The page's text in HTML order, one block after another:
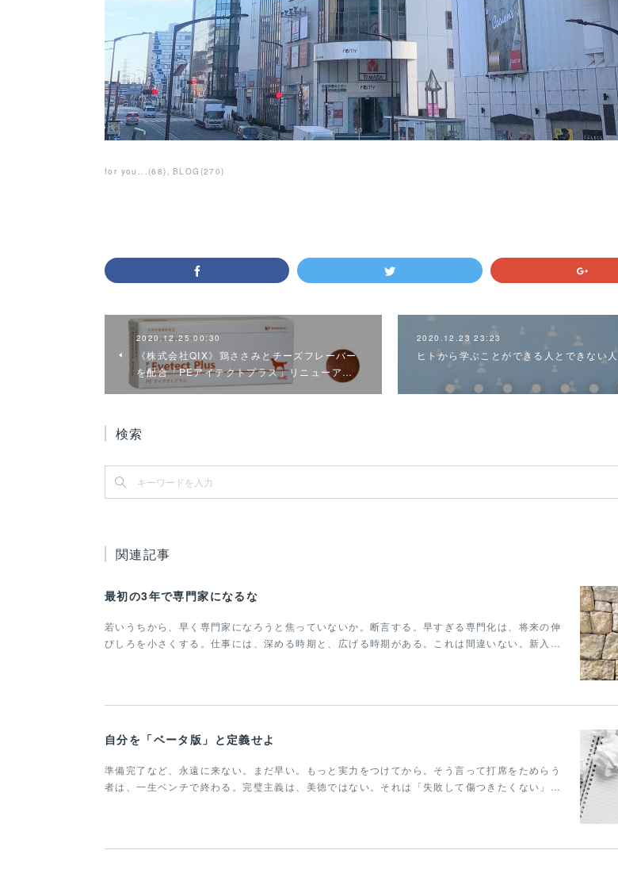
for you... (68) BLOG (270)
2020.12.25 00:30
《株式会社QIX》鶏ささみとチーズフレーバー
を配合「PEアイテクトプラス」リニューア…
2020.12.23 23:23
ヒトから学ぶことができる人とできない人
検索
関連記事
最初の3年で専門家になるな
若いうちから、早く専門家になろうと焦っていないか。断言する。早すぎる専門化は、将来の伸
びしろを小さくする。仕事には、深める時期と、広げる時期がある。これは間違いない。新入…
自分を「ベータ版」と定義せよ
準備完了など、永遠に来ない。まだ早い。もっと実力をつけてから。そう言って打席をためらう
者は、一生ベンチで終わる。完璧主義は、美徳ではない。それは「失敗して傷つきたくない」…